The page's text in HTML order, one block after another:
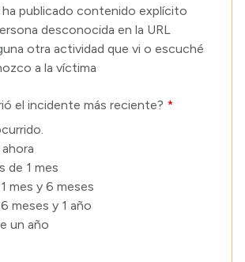
ha publicado contenido explícito
desconocida en la URL
otra actividad que vi o escuché
a la víctima
el incidente más reciente?
de 1 mes
mes y 6 meses
meses y 1 año
un año